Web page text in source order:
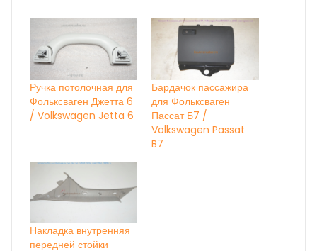
Ручка потолочная для
Фольксваген Джетта 6
/ Volkswagen Jetta 6
Бардачок пассажира
для Фольксваген
Пассат Б7 /
Volkswagen Passat
B7
Накладка внутренняя
передней стойки